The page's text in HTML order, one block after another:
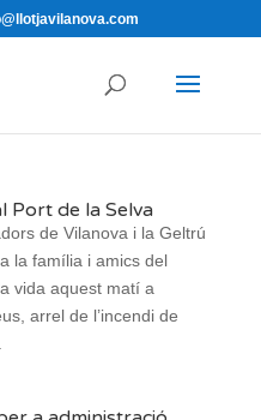
Port de la Selva
de Vilanova i la Geltrú
la família i amics del
vida aquest matí a
arrel de l’incendi de